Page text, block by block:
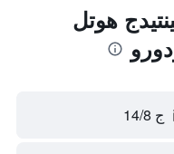
هوتل
ج 14/8